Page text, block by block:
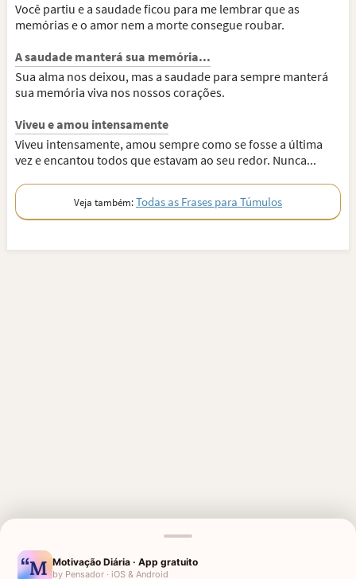
Você partiu e a saudade ficou para me lembrar que as
memórias e o amor nem a morte consegue roubar.
A saudade manterá sua memória...
Sua alma nos deixou, mas a saudade para sempre manterá
sua memória viva nos nossos corações.
Viveu e amou intensamente
Viveu intensamente, amou sempre como se fosse a última
vez e encantou todos que estavam ao seu redor. Nunca...
Veja também:Todas as Frases para Túmulos
FRASES PARA TÚMULOS
Motivação Diária · App gratuito
by Pensador · iOS & Android